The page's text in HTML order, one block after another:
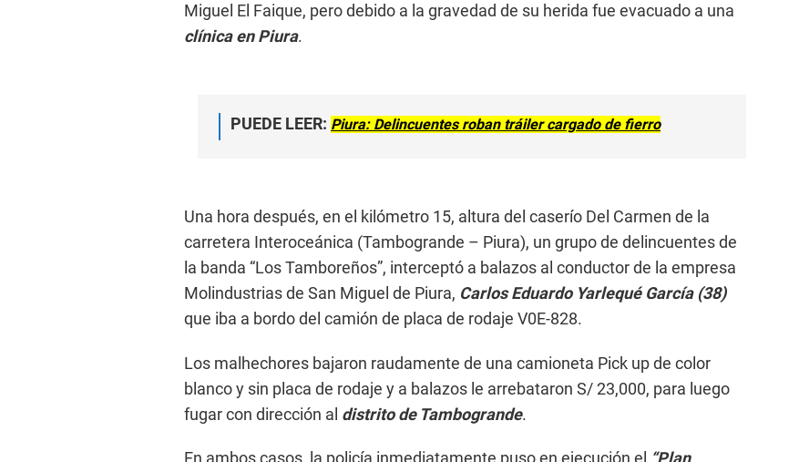
Miguel El Faique, pero debido a la gravedad de su herida fue evacuado a una
clínica en Piura.
PUEDE LEER: Piura: Delincuentes roban tráiler cargado de fierro
Una hora después, en el kilómetro 15, altura del caserío Del Carmen de la
carretera Interoceánica (Tambogrande – Piura), un grupo de delincuentes de
la banda “Los Tamboreños”, interceptó a balazos al conductor de la empresa
Molindustrias de San Miguel de Piura, Carlos Eduardo Yarlequé García (38)
que iba a bordo del camión de placa de rodaje V0E-828.
Los malhechores bajaron raudamente de una camioneta Pick up de color
blanco y sin placa de rodaje y a balazos le arrebataron S/ 23,000, para luego
fugar con dirección al distrito de Tambogrande.
En ambos casos, la policía inmediatamente puso en ejecución el “Plan